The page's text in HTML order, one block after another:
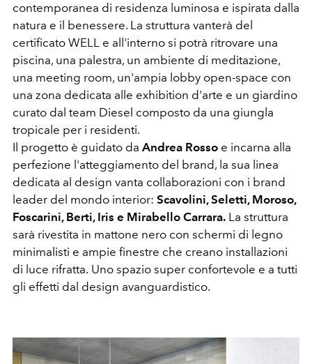
contemporanea di residenza luminosa e ispirata dalla
natura e il benessere. La struttura vanterà del
certificato WELL e all'interno si potrà ritrovare una
piscina, una palestra, un ambiente di meditazione,
una meeting room, un'ampia lobby open-space con
una zona dedicata alle exhibition d'arte e un giardino
curato dal team Diesel composto da una giungla
tropicale per i residenti.
Il progetto è guidato da Andrea Rosso e incarna alla
perfezione l'atteggiamento del brand, la sua linea
dedicata al design vanta collaborazioni con i brand
leader del mondo interior: Scavolini, Seletti, Moroso,
Foscarini, Berti, Iris e Mirabello Carrara. La struttura
sarà rivestita in mattone nero con schermi di legno
minimalisti e ampie finestre che creano installazioni
di luce rifratta. Uno spazio super confortevole e a tutti
gli effetti dal design avanguardistico.